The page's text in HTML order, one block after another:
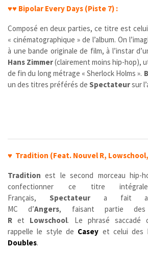
♥♥ Bipolar Every Days (Piste 7) :
Composé en deux parties, ce titre est
« cinématographique » de l’album. On
à une bande originale de film, à l’instar
Hans Zimmer(clairement moins hip-hop),
de fin du long métrage « Sherlock Holms ».
un des titres préférés de Spectateursur
♥ Tradition (Feat. Nouvel R,
Tradition est le second morceau hip-
confectionner ce titre
Français, Spectateura fait
MC d’Angers, faisant partie
R et Lowschool. Le phrasé saccadé
rappelle le style de Casey et celui des
Doubles.